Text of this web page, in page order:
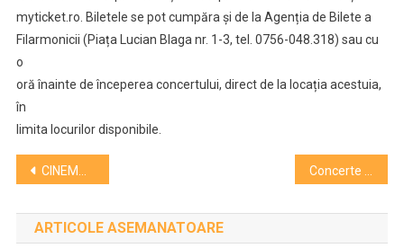
myticket.ro. Biletele se pot cumpăra și de la Agenția de Bilete a
Filarmonicii (Piața Lucian Blaga nr. 1-3, tel. 0756-048.318) sau cu
o
oră înainte de începerea concertului, direct de la locația acestuia,
în
limita locurilor disponibile.
Navigare
în
articole
CINEMA ARTA. Ce filme programează în săptămâna 13-19 octombrie Concerte live de muzică clasică pentru bebeluși, femei însărcinate și familii. Rezervă locul gratuit la Cluj
ARTICOLE ASEMANATOARE